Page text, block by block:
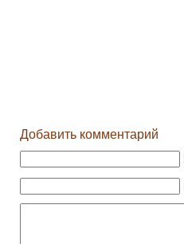
Добавить комментарий